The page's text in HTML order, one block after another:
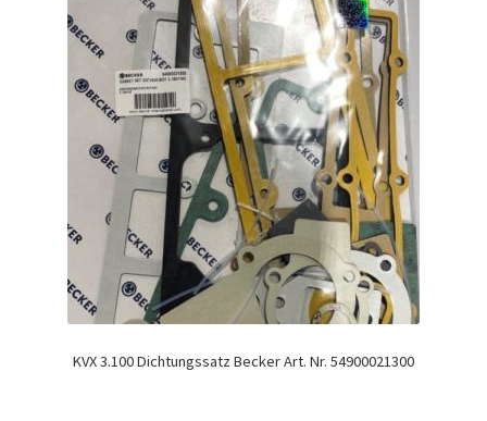
KVX 3.100 Dichtungssatz Becker Art. Nr. 54900021300